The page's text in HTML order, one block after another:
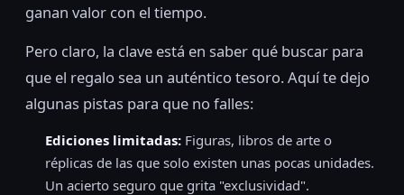
ganan valor con el tiempo.
Pero claro, la clave está en saber qué buscar para
que el regalo sea un auténtico tesoro. Aquí te dejo
algunas pistas para que no falles:
Ediciones limitadas: Figuras, libros de arte o
réplicas de las que solo existen unas pocas unidades.
Un acierto seguro que grita "exclusividad".